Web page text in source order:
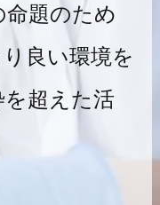
題のため
良い環境を
超えた活